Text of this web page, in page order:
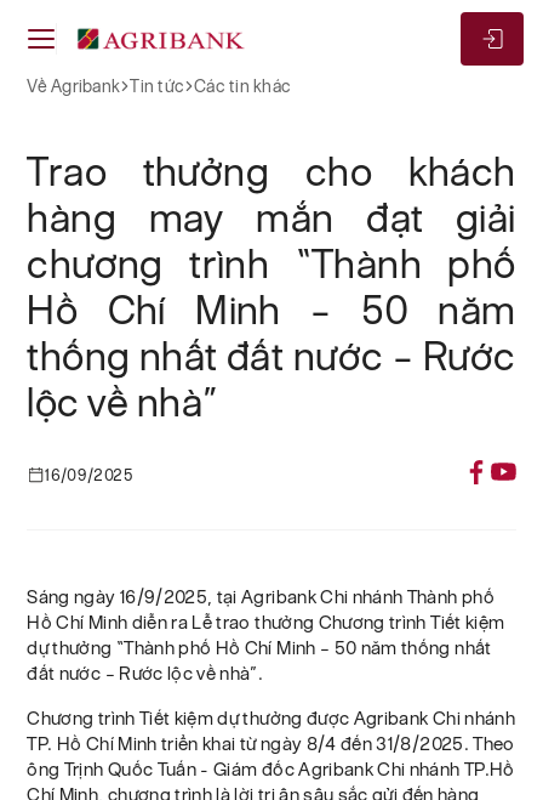
Về Agribank Tin tức Các tin khác
Trao thưởng cho khách
hàng may mắn đạt giải
chương trình “Thành phố
Hồ Chí Minh – 50 năm
thống nhất đất nước – Rước
lộc về nhà”
16/09/2025
Sáng ngày 16/9/2025, tại Agribank Chi nhánh Thành phố
Hồ Chí Minh diễn ra Lễ trao thưởng Chương trình Tiết kiệm
dự thưởng “Thành phố Hồ Chí Minh – 50 năm thống nhất
đất nước – Rước lộc về nhà”.
Chương trình Tiết kiệm dự thưởng được Agribank Chi nhánh
TP. Hồ Chí Minh triển khai từ ngày 8/4 đến 31/8/2025. Theo
ông Trịnh Quốc Tuấn - Giám đốc Agribank Chi nhánh TP.Hồ
Chí Minh, chương trình là lời tri ân sâu sắc gửi đến hàng